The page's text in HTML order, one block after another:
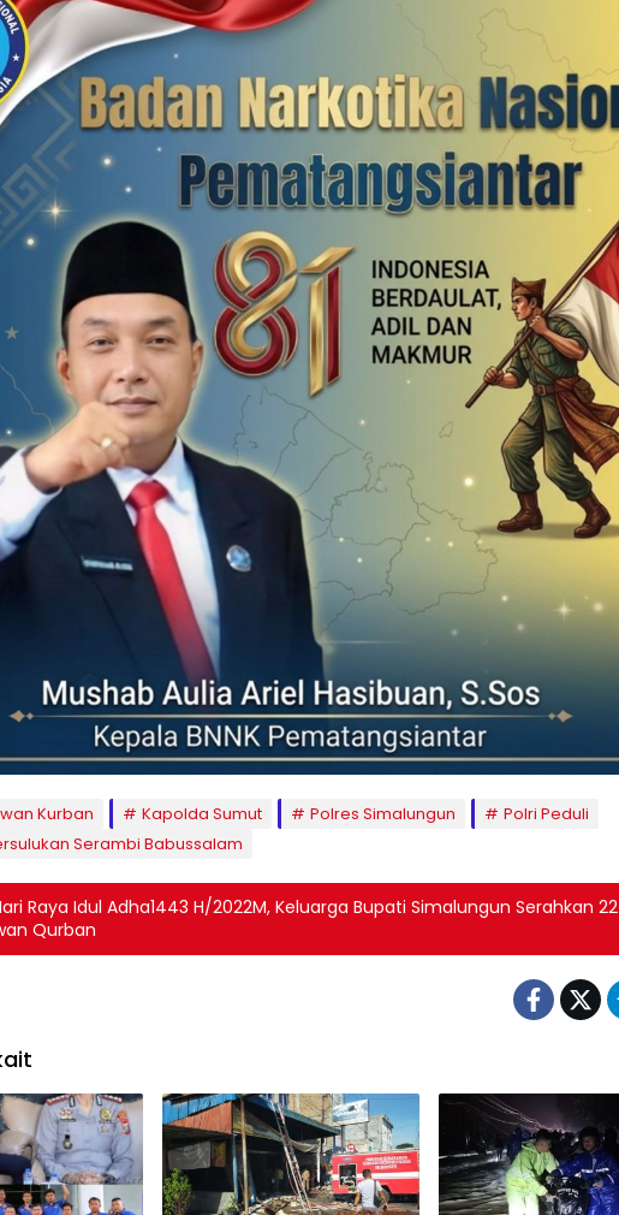
Kurban Kapolda Sumut Polres Simalungun
Polri Peduli
Serambi Babussalam
Raya Idul Adha1443 H/2022M, Keluarga Bupati Simalungun Serahkan 22
Qurban